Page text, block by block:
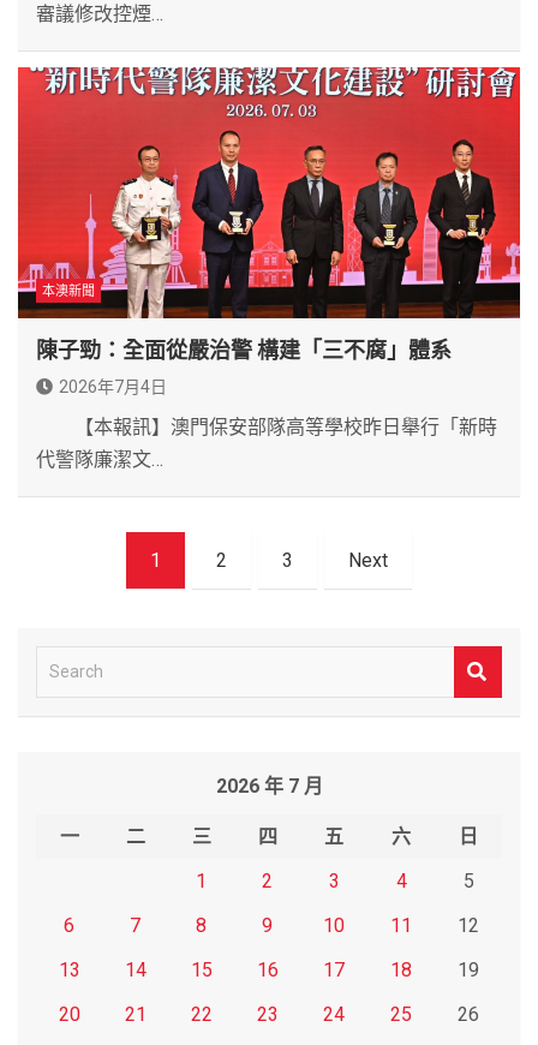
審議修改控煙…
本澳新聞
陳子勁：全面從嚴治警 構建「三不腐」體系
2026年7月4日
【本報訊】澳門保安部隊高等學校昨日舉行「新時
代警隊廉潔文…
1 2 3 Next
e
2026 年 7 月
一 二 三 四 五 六
日
1
2 3 4
5
6
7 8 9 10 11
12
13
14 15 16 17 18
19
20
21 22 23 24 25
26